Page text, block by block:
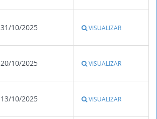
31/10/2025 VISUALIZAR
20/10/2025 VISUALIZAR
13/10/2025 VISUALIZAR